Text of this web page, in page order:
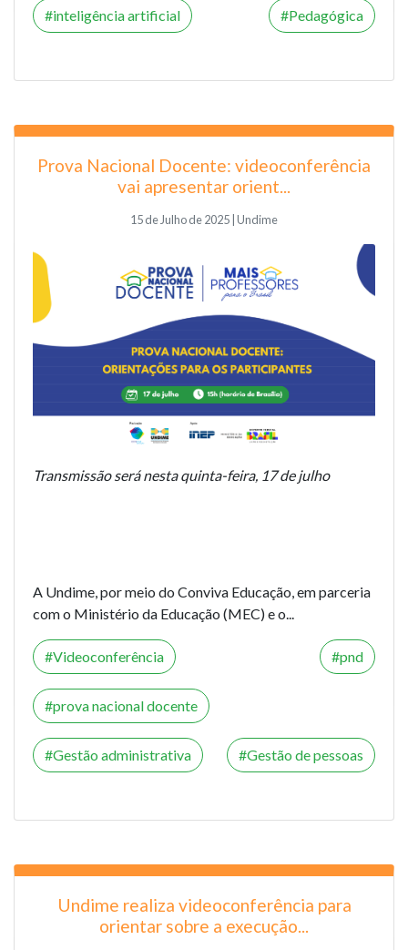
inteligência artificial Pedagógica
Prova Nacional Docente: videoconferência
vai apresentar orient...
15 de Julho de 2025 | Undime
Transmissão será nesta quinta-feira, 17 de julho
A Undime, por meio do Conviva Educação, em parceria
com o Ministério da Educação (MEC) e o...
Videoconferência pnd
prova nacional docente
Gestão administrativa Gestão de pessoas
Undime realiza videoconferência para
orientar sobre a execução...